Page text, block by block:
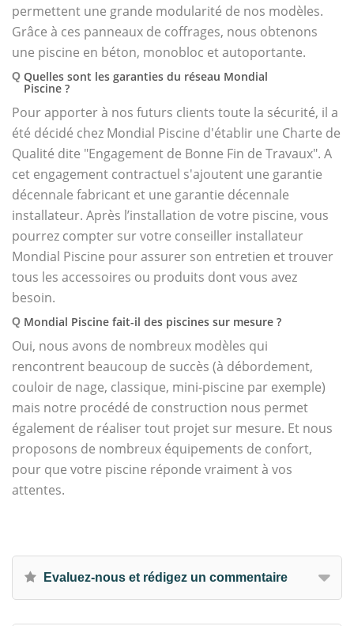
permettent une grande modularité de nos modèles.
Grâce à ces panneaux de coffrages, nous obtenons
une piscine en béton, monobloc et autoportante.
Q Quelles sont les garanties du réseau Mondial
Piscine ?
Pour apporter à nos futurs clients toute la sécurité, il a
été décidé chez Mondial Piscine d'établir une Charte de
Qualité dite "Engagement de Bonne Fin de Travaux". A
cet engagement contractuel s'ajoutent une garantie
décennale fabricant et une garantie décennale
installateur. Après l’installation de votre piscine, vous
pourrez compter sur votre conseiller installateur
Mondial Piscine pour assurer son entretien et trouver
tous les accessoires ou produits dont vous avez
besoin.
Q Mondial Piscine fait-il des piscines sur mesure ?
Oui, nous avons de nombreux modèles qui
rencontrent beaucoup de succès (à débordement,
couloir de nage, classique, mini-piscine par exemple)
mais notre procédé de construction nous permet
également de réaliser tout projet sur mesure. Et nous
proposons de nombreux équipements de confort,
pour que votre piscine réponde vraiment à vos
attentes.
Evaluez-nous et rédigez un commentaire